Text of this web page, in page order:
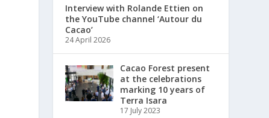
Interview with Rolande Ettien on
the YouTube channel ‘Autour du
Cacao’
24 April 2026
Cacao Forest present
at the celebrations
marking 10 years of
Terra Isara
17 July 2023